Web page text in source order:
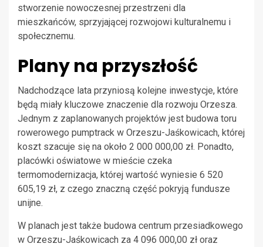
stworzenie nowoczesnej przestrzeni dla
mieszkańców, sprzyjającej rozwojowi kulturalnemu i
społecznemu.
Plany na przyszłość
Nadchodzące lata przyniosą kolejne inwestycje, które
będą miały kluczowe znaczenie dla rozwoju Orzesza.
Jednym z zaplanowanych projektów jest budowa toru
rowerowego pumptrack w Orzeszu-Jaśkowicach, której
koszt szacuje się na około 2 000 000,00 zł. Ponadto,
placówki oświatowe w mieście czeka
termomodernizacja, której wartość wyniesie 6 520
605,19 zł, z czego znaczną część pokryją fundusze
unijne.
W planach jest także budowa centrum przesiadkowego
w Orzeszu-Jaśkowicach za 4 096 000,00 zł oraz